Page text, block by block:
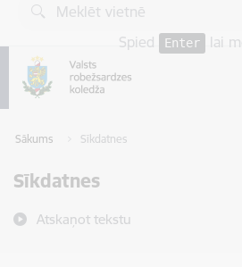
Pāriet uz lapas saturu
Spied
Enter lai
Sākums Sīkdatnes
Sīkdatnes
Atskaņot tekstu